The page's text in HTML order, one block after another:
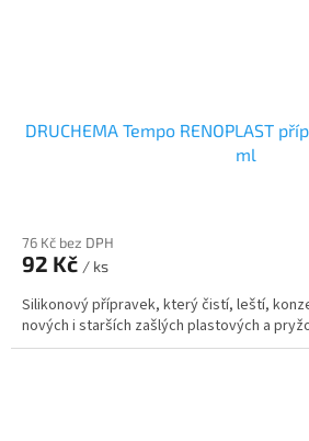
DRUCHEMA Tempo RENOPLAST
ml
76 Kč bez DPH
92 Kč / ks
Silikonový přípravek, který čistí, leští,
nových i starších zašlých plastových a